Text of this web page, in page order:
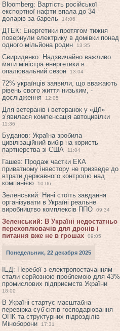
Bloomberg: Вартість російської
експортної нафти впала до 34
доларів за барель
14:06
ДТЕК: Енергетики протягом тижня
повернули електрику в домівки понад
одного мільйона родин
13:35
Свириденко: Надзвичайно важливо
мати міністра енергетики в
опалювальний сезон
13:04
72% українців заявили, що вважають
рівень свого життя низьким, -
дослідження
12:05
Для ветеранів і ветеранок у «Дії»
з’явилася компенсація автоцивілки
11:36
Буданов: Україна зробила
цивілізаційний вибір на користь
партнерства зі США
11:04
Гашев: Продаж частки ЕКА
приватному інвестору не призведе до
втрати державного контролю над
компанією
10:06
Зеленський: Нині стоїть завдання
організувати в Україні реальне
виробництво комплексів ППО
09:34
Зеленський: В Україні недостатньо
перехоплювачів для дронів і
питання вже не в грошах
09:05
Понедельник, 22 декабря 2025
ІЕД: Перебої з електропостачанням
стали серйозною проблемою для 43%
промислових підприємств України
18:00
В Україні стартує масштабна
перевірка суб’єктів господарювання
ОПК та структурних підрозділів
Міноборони
17:31